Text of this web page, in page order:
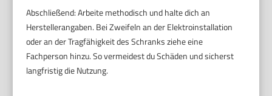
Abschließend: Arbeite methodisch und halte dich an
Herstellerangaben. Bei Zweifeln an der Elektroinstallation
oder an der Tragfähigkeit des Schranks ziehe eine
Fachperson hinzu. So vermeidest du Schäden und sicherst
langfristig die Nutzung.